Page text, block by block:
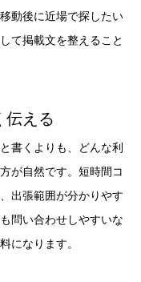
動後に近場で探したい
て掲載文を整えること
伝える
書くよりも、どんな利
が自然です。短時間コ
出張範囲が分かりやす
問い合わせしやすいな
になります。